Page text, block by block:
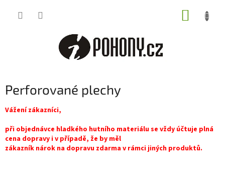
Perforované plechy
Vážení zákazníci,
při objednávce hladkého hutního materiálu se vždy účtuje plná
cena dopravy i v případě, že by měl
zákazník nárok na dopravu zdarma v rámci jiných produktů.